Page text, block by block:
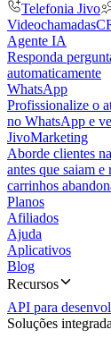
Telefonia Jivo
Videochamadas
Agente IA
Responda
automaticamente
WhatsApp
Profissionalize o
no WhatsApp e
JivoMarketing
Aborde clientes
antes que saiam e
carrinhos
Planos
Afiliados
Ajuda
Aplicativos
Blog
Recursos
API para
Soluções